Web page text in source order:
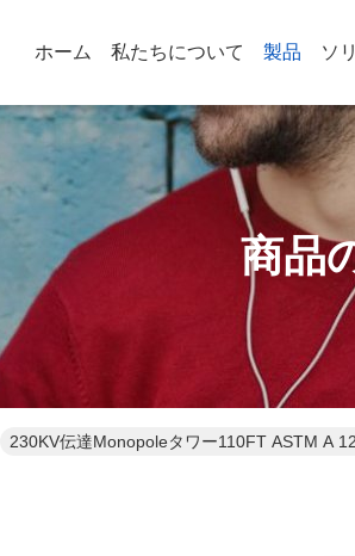
ホーム 私たちについて 製品 ソ
商品
230KV伝達Monopoleタワー110FT ASTM A